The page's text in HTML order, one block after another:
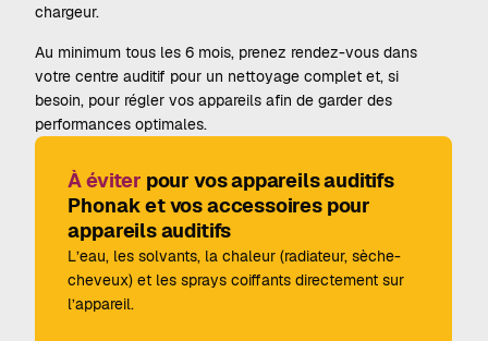
chargeur.
Au minimum tous les 6 mois, prenez rendez-vous dans
votre centre auditif pour un nettoyage complet et, si
besoin, pour régler vos appareils afin de garder des
performances optimales.
À éviter pour vos appareils auditifs
Phonak et vos accessoires pour
appareils auditifs
L’eau, les solvants, la chaleur (radiateur, sèche-
cheveux) et les sprays coiffants directement sur
l’appareil.